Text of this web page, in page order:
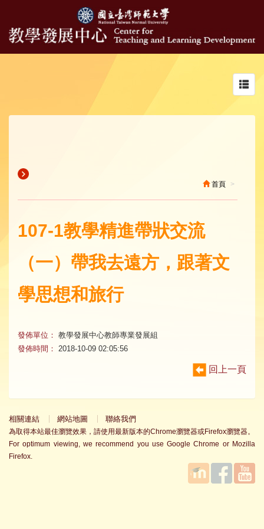
首頁
107-1教學精進帶狀交流
（一）帶我去遠方，跟著文
學思想和旅行
發佈單位： 教學發展中心教師專業發展組
發佈時間：
2018-10-09 02:05:56
回上一頁
相關連結 網站地圖 聯絡我們
為取得本站最佳瀏覽效果，請使用最新版本的Chrome瀏覽器或Firefox瀏覽器。
For optimum viewing, we recommend you use Google Chrome or Mozilla
Firefox.